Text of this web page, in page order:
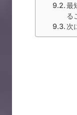
最
る
次